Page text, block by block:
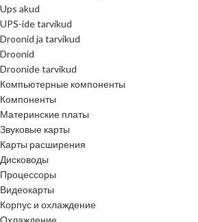
Ups akud
UPS-ide tarvikud
Droonid ja tarvikud
Droonid
Droonide tarvikud
Компьютерные компоненты
Компоненты
Материнские платы
Звуковые карты
Карты расширения
Дисководы
Процессоры
Видеокарты
Корпус и охлаждение
Охлаждение